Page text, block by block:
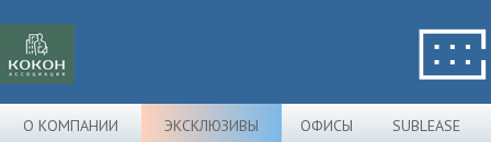
О КОМПАНИИ ЭКСКЛЮЗИВЫ ОФИСЫ SUBLEASE